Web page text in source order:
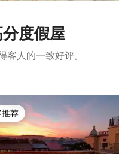
度假屋
人的一致好评。
客推荐」
推荐